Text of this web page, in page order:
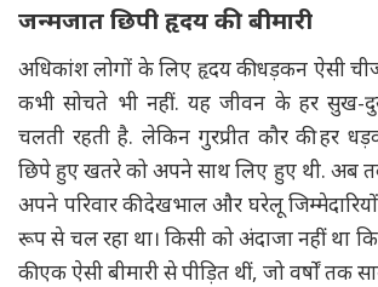
जन्मजात छिपी हृदय की बीमारी
अधिकांश लोगों के लिए हृदय की धड़कन ऐसी
कभी सोचते भी नहीं. यह जीवन के हर सुख-
चलती रहती है. लेकिन गुरप्रीत कौर की हर
छिपे हुए खतरे को अपने साथ लिए हुए थी. अब
अपने परिवार की देखभाल और घरेलू जिम्मेदारियों
रूप से चल रहा था। किसी को अंदाजा नहीं था
की एक ऐसी बीमारी से पीड़ित थीं, जो वर्षों तक